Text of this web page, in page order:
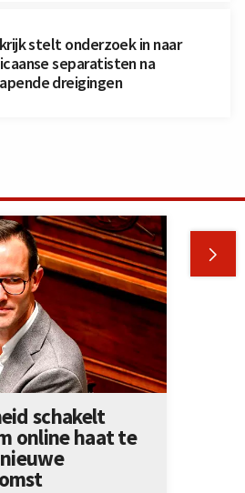
stelt onderzoek in naar
separatisten na
dreigingen

schakelt
online haat te